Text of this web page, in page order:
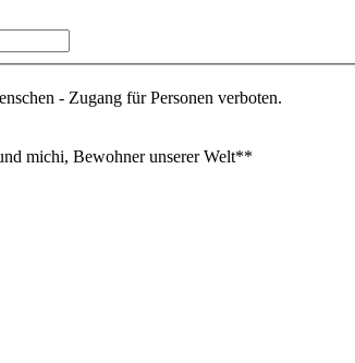
- Zugang für Personen verboten.
michi, Bewohner unserer Welt**